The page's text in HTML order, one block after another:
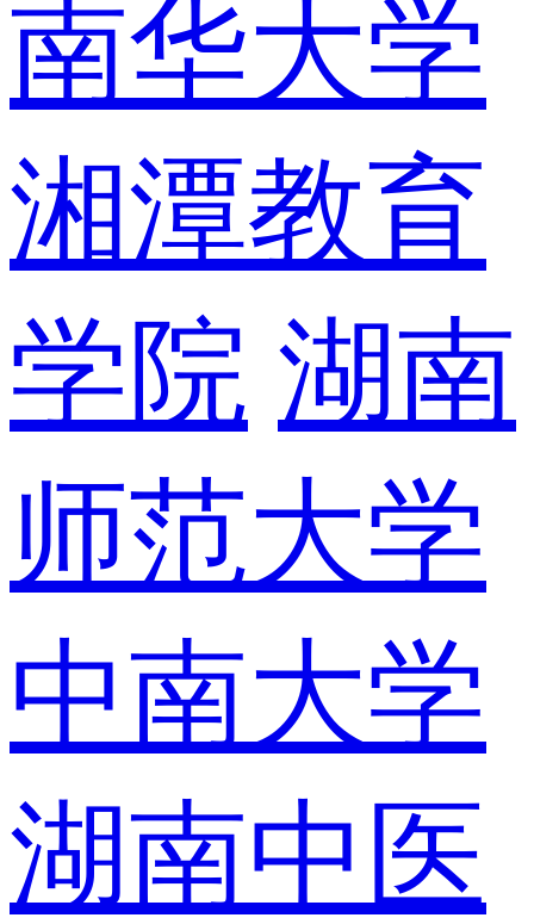
南华大学
湘潭教育
学院 湖南
师范大学
中南大学
湖南中医